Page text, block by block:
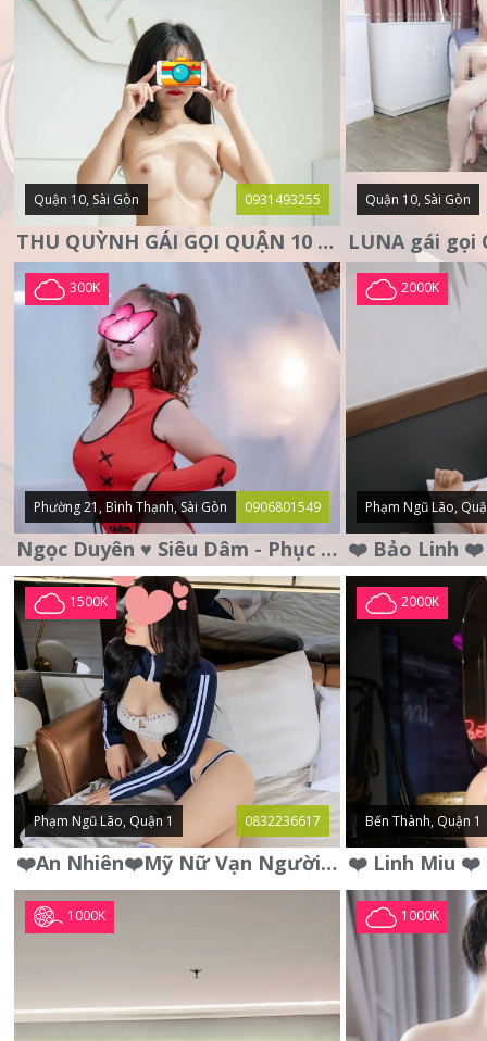
Quận 10, Sài Gòn 0931493255
THU QUỲNH GÁI GỌI QUẬN 10 – MẶT XINH DA TRẮNG – SANG
Quận 10, Sài Gòn
300K
Phường 21, Bình Thạnh, Sài Gòn 0906801549
Ngọc Duyên ♥️ Siêu Dâm - Phục Vụ Tận Tình - Chu Đáo
2000K
Phạm Ngũ Lão,
1500K
Phạm Ngũ Lão, Quận 1 0832236617
❤️An Nhiên❤️Mỹ Nữ Vạn Người Mê,Da Trắng, Mặt Xynh, Đẹp Từng
2000K
Bến Thành, Quận 1
1000K 1000K